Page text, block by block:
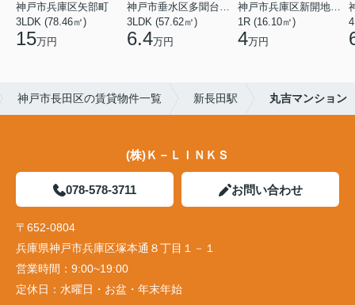
神戸市兵庫区矢部町
3LDK (78.46㎡)
15万円
神戸市垂水区多聞台２丁目
3LDK (57.62㎡)
6.4万円
神戸市兵庫区新開地１丁目
1R (16.10㎡)
4万円
神戸市長田区の賃貸物件一覧 新長田駅 丸吉マンション
(株)Ｋ－ＬＩＮＫＳ
078-578-3711 お問い合わせ
〒652-0804
兵庫県神戸市兵庫区塚本通８丁目１－１
営業時間： 9:00~19:00
定休日： 水曜日・お盆・年末年始